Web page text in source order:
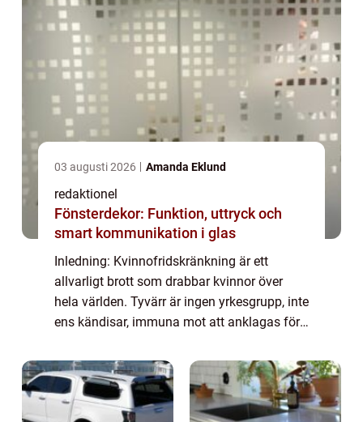
03 augusti 2026 Amanda Eklund
redaktionel
Fönsterdekor: Funktion, uttryck och
smart kommunikation i glas
Inledning: Kvinnofridskränkning är ett
allvarligt brott som drabbar kvinnor över
hela världen. Tyvärr är ingen yrkesgrupp, inte
ens kändisar, immuna mot att anklagas för
kommer vi att undersöka en specifik känd
s...